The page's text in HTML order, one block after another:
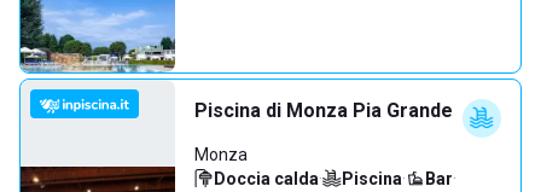
Piscina di Monza Pia Grande
Monza
Doccia calda· Piscina· Bar·